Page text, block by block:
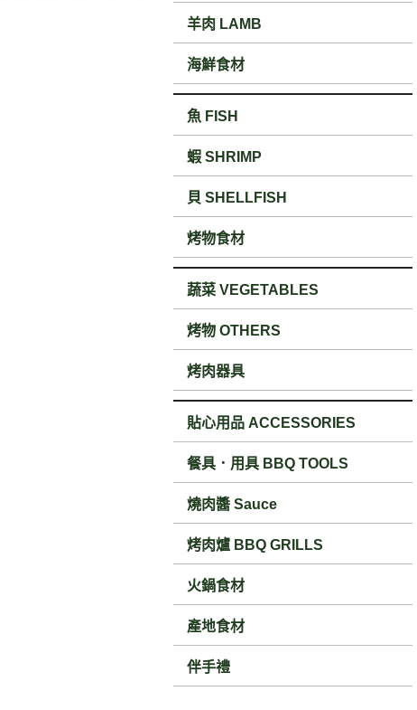
羊肉 LAMB
海鮮食材
魚 FISH
蝦 SHRIMP
貝 SHELLFISH
烤物食材
蔬菜 VEGETABLES
烤物 OTHERS
烤肉器具
貼心用品 ACCESSORIES
餐具．用具 BBQ TOOLS
燒肉醬 Sauce
烤肉爐 BBQ GRILLS
火鍋食材
產地食材
伴手禮